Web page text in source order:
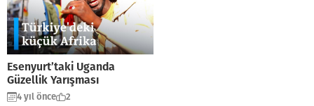
Esenyurt’taki Uganda
Güzellik Yarışması
4 yıl önce 2